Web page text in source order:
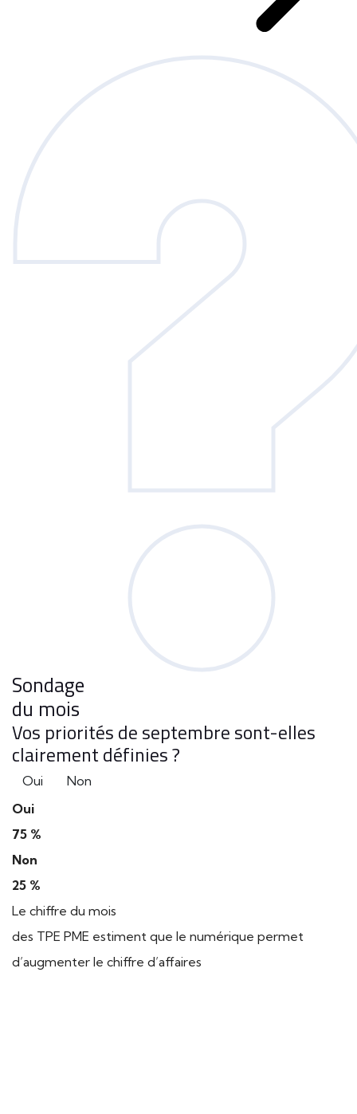
Sondage
du mois
Vos priorités de septembre sont-elles
clairement définies ?
Oui
Non
Oui
75 %
Non
25 %
Le chiffre du mois
des TPE PME estiment que le numérique permet
d’augmenter le chiffre d’affaires